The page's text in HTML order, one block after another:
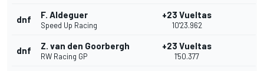
dnf F. Aldeguer
Speed Up Racing
+23 Vueltas
10'23.962
dnf Z. van den Goorbergh
RW Racing GP
+23 Vueltas
1'50.377